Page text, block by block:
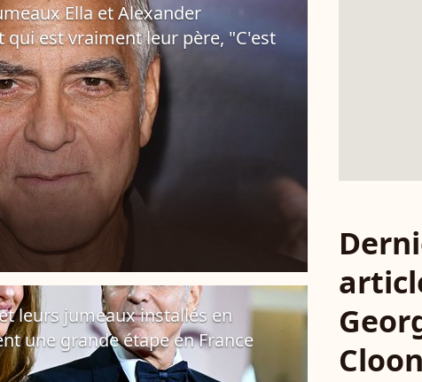
Ella et Alexander
est vraiment leur père, "C'est
leurs jumeaux installés en
une grande étape en France